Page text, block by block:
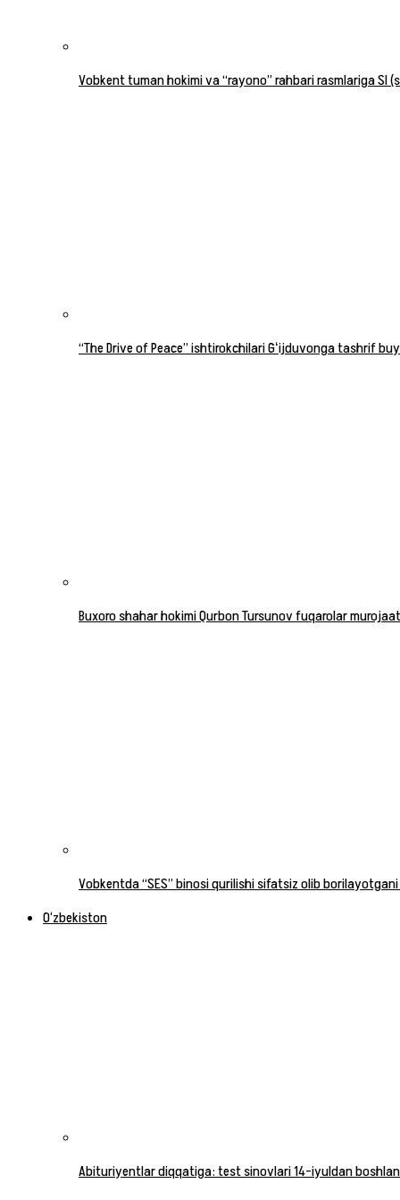
Vobkent tuman hokimi va “rayono” rahbari rasmlariga
“The Drive of Peace” ishtirokchilari Gʻijduvonga tashrif
Buxoro shahar hokimi Qurbon Tursunov fuqarolar
Vobkentda “SES” binosi qurilishi sifatsiz olib
O‘zbekiston
Abituriyentlar diqqatiga: test sinovlari 14-iyuldan